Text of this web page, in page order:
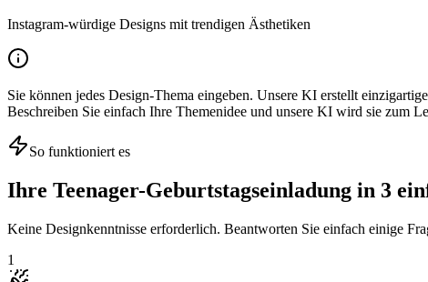
Instagram-würdige Designs mit trendigen Ästhetiken
Sie können jedes Design-Thema eingeben. Unsere KI erstellt
Beschreiben Sie einfach Ihre Themenidee und unsere KI wird sie zum
So funktioniert es
Ihre Teenager-Geburtstagseinladung in 3
Keine Designkenntnisse erforderlich. Beantworten Sie einfach einige
1